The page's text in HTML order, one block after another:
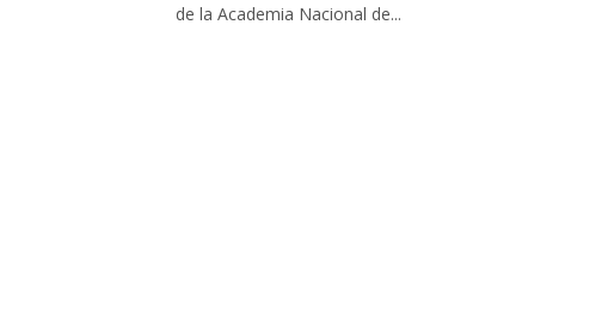
de la Academia Nacional de...